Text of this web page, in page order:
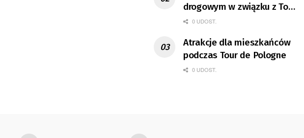
drogowym w związku z Tour
de Pologne
0 UDOST.
Atrakcje dla mieszkańców
podczas Tour de Pologne
0 UDOST.